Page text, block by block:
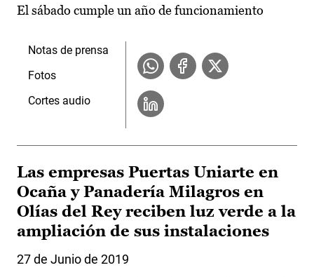
El sábado cumple un año de funcionamiento
Notas de prensa
Fotos
Cortes audio
Las empresas Puertas Uniarte en
Ocaña y Panadería Milagros en
Olías del Rey reciben luz verde a la
ampliación de sus instalaciones
27 de Junio de 2019